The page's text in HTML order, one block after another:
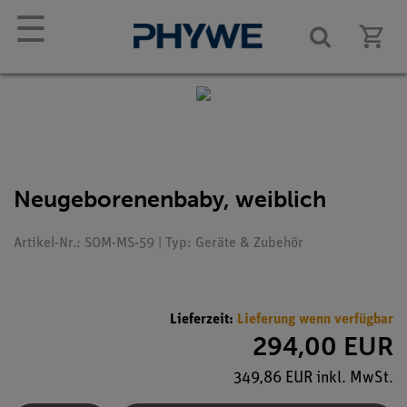
☰
Neugeborenenbaby, weiblich
Artikel-Nr.: SOM-MS-59 | Typ: Geräte & Zubehör
Lieferzeit: Lieferung wenn verfügbar
294,00 EUR
349,86 EUR inkl. MwSt.